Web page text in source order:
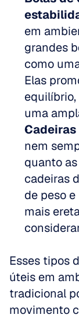
em
grandes
como
Elas
uma
nem
quanto
cadeiras
de peso
mais
Esses tipos
úteis em
tradicional
movimento